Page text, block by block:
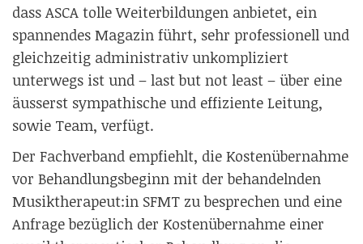
dass ASCA tolle Weiterbildungen anbietet, ein
spannendes Magazin führt, sehr professionell und
gleichzeitig administrativ unkompliziert
unterwegs ist und – last but not least – über eine
äusserst sympathische und effiziente Leitung,
sowie Team, verfügt.
Der Fachverband empfiehlt, die Kostenübernahme
vor Behandlungsbeginn mit der behandelnden
Musiktherapeut:in SFMT zu besprechen und eine
Anfrage bezüglich der Kostenübernahme einer